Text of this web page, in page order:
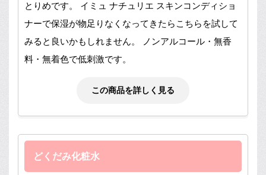
とりめです。 イミュ ナチュリエ スキンコンディショ
ナーで保湿が物足りなくなってきたらこちらを試して
みると良いかもしれません。 ノンアルコール・無香
料・無着色で低刺激です。
この商品を詳しく見る
どくだみ化粧水